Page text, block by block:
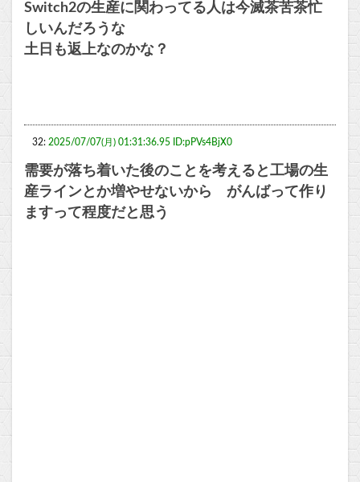
Switch2の生産に関わってる人は今滅茶苦茶忙
しいんだろうな
土日も返上なのかな？
32: 2025/07/07(月) 01:31:36.95 ID:pPVs4BjX0
需要が落ち着いた後のことを考えると工場の生
産ラインとか増やせないから がんばって作り
ますって程度だと思う